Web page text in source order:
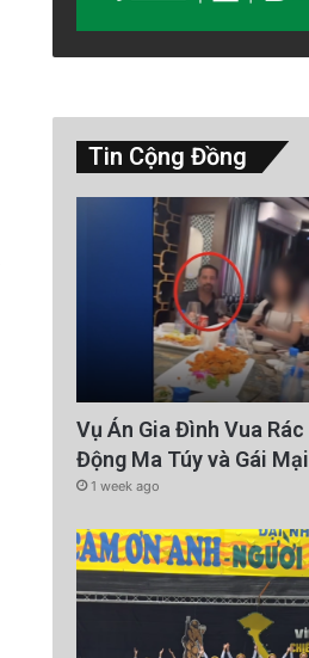
Tin Cộng Đồng
Vụ Án Gia Đình Vua
Động Ma Túy và Gái
1 week ago